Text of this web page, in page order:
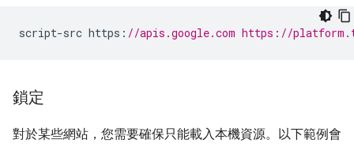
script-src https : //apis.google.com https://
鎖定
對於某些網站，您需要確保只能載入本機資源。以下範例會